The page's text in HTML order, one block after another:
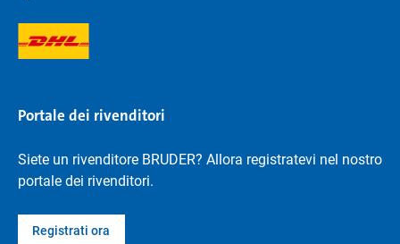
Portale dei rivenditori
Siete un rivenditore BRUDER? Allora registratevi nel nostro
portale dei rivenditori.
Registrati ora